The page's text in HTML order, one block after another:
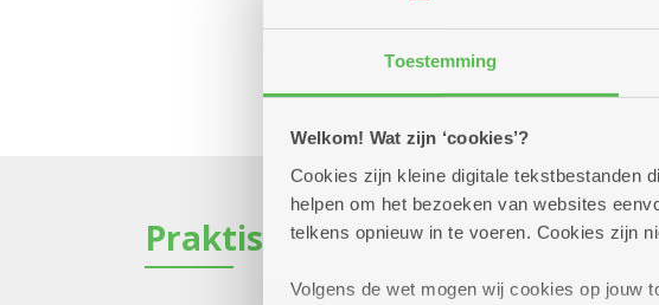
Toestemming
Welkom! Wat zijn ‘cookies’?
Cookies zijn kleine digitale tekstbestanden
helpen om het bezoeken van websites
telkens opnieuw in te voeren. Cookies zijn
Volgens de wet mogen wij cookies op jouw
Praktisch